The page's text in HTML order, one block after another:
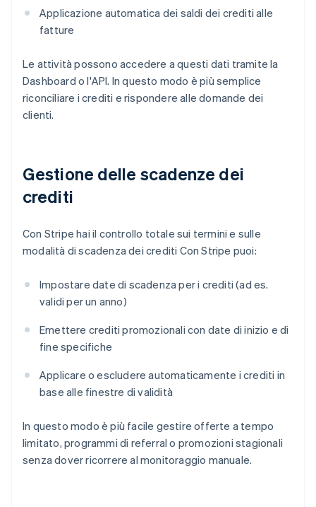
Applicazione automatica dei saldi dei crediti alle
fatture
Le attività possono accedere a questi dati tramite la
Dashboard o l'API. In questo modo è più semplice
riconciliare i crediti e rispondere alle domande dei
clienti.
Gestione delle scadenze dei
crediti
Con Stripe hai il controllo totale sui termini e sulle
modalità di scadenza dei crediti Con Stripe puoi:
Impostare date di scadenza per i crediti (ad es.
validi per un anno)
Emettere crediti promozionali con date di inizio e di
fine specifiche
Applicare o escludere automaticamente i crediti in
base alle finestre di validità
In questo modo è più facile gestire offerte a tempo
limitato, programmi di referral o promozioni stagionali
senza dover ricorrere al monitoraggio manuale.